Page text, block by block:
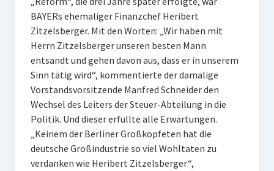
BAYERs ehemaliger Finanzchef Heribert
Zitzelsberger. Mit den Worten: „Wir haben mit
Herrn Zitzelsberger unseren besten Mann
entsandt und gehen davon aus, dass er in unserem
Sinn tätig wird“, kommentierte der damalige
Vorstandsvorsitzende Manfred Schneider den
Wechsel des Leiters der Steuer-Abteilung in die
Politik. Und dieser erfüllte alle Erwartungen.
„Keinem der Berliner Großkopfeten hat die
deutsche Großindustrie so viel Wohltaten zu
verdanken wie Heribert Zitzelsberger“,